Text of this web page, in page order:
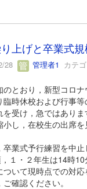
上げと卒業式
28 管理者1 カテ
とおり，新型コロナ
臨時休校および行事
を受け，急ではあり
し，在校生の出席
卒業式予行練習を中
１・２年生は14時10
ついて現時点での対
確認ください。